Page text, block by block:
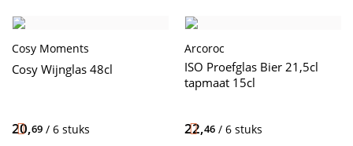
Cosy Moments
Cosy Wijnglas 48cl
20,69 / 6 stuks
Arcoroc
ISO Proefglas Bier 21,5cl
tapmaat 15cl
22,46 / 6 stuks